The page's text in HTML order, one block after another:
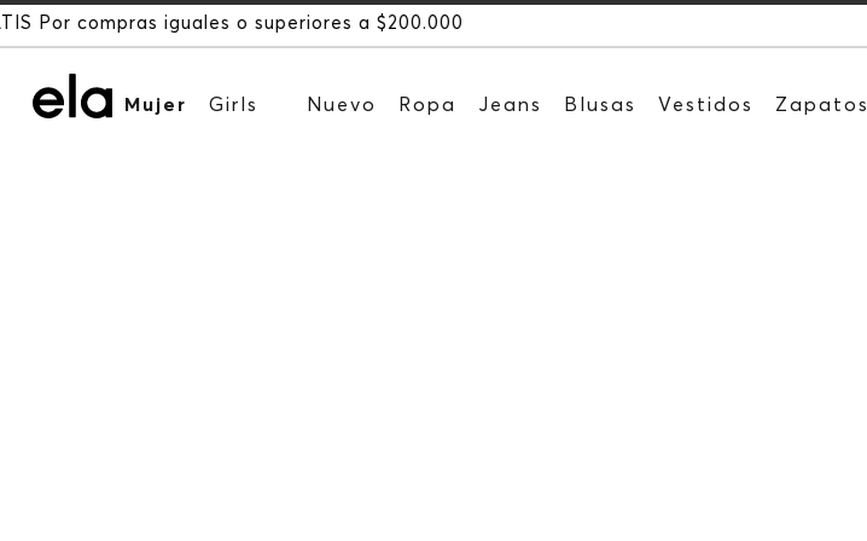
Mujer Girls Nuevo Ropa Jeans Blusas Vestidos Zapatos